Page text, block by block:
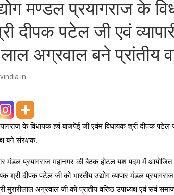
मण्डल प्रयागराज के
दीपक पटेल जी एवं
लाल अग्रवाल बने प्रांतीय
के विधायक हर्ष बाजपेई जी एवंम विधायक श्री दीपक पटेल
बने संरक्षक.
मंडल प्रयागराज महानगर की बैठक होटल यश पदम में
श्री दीपक पटेल जी को भारतीय उद्योग व्यापार मंडल प्रयागराज
मुरारीलाल अग्रवाल जी को प्रांतीय वरिष्ठ उपाध्यक्ष एवं सर्व